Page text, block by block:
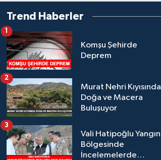
Trend Haberler
Komşu Şehirde
Deprem
1
Murat Nehri Kıyısında
Doğa ve Macera
Buluşuyor
2
Vali Hatipoğlu Yangın
Bölgesinde
İncelemelerde
3